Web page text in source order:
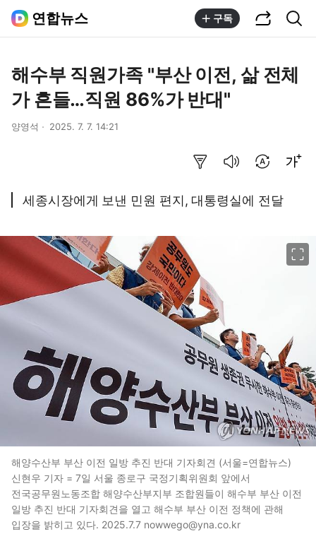
연합뉴스 구독
해수부 직원가족 "부산 이전, 삶 전체
가 흔들…직원 86%가 반대"
양영석 2025. 7. 7. 14:21
세종시장에게 보낸 민원 편지, 대통령실에 전달
해양수산부 부산 이전 일방 추진 반대 기자회견 (서울=연합뉴스)
신현우 기자 = 7일 서울 종로구 국정기획위원회 앞에서
전국공무원노동조합 해양수산부지부 조합원들이 해수부 부산 이전
일방 추진 반대 기자회견을 열고 해수부 부산 이전 정책에 관해
입장을 밝히고 있다. 2025.7.7 nowwego@yna.co.kr